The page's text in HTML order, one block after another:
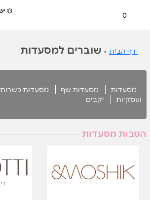
0
דף הבית > שוברים למסעדות
מסעדות מסעדות שף מסעדות כשרות
ועסקיות
יקבים
הטבות מסעדות